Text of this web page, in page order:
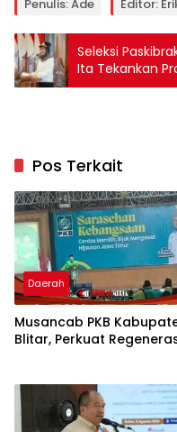
Penulis: Ade Editor:
Seleksi
Ita Tekankan
Pos Terkait
Daerah
Musancab PKB
Blitar, Perkuat